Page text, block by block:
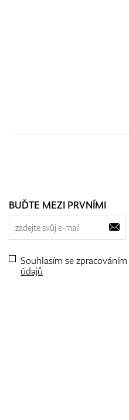
BUĎTE MEZI PRVNÍMI
Souhlasím se zpracováním
údajů